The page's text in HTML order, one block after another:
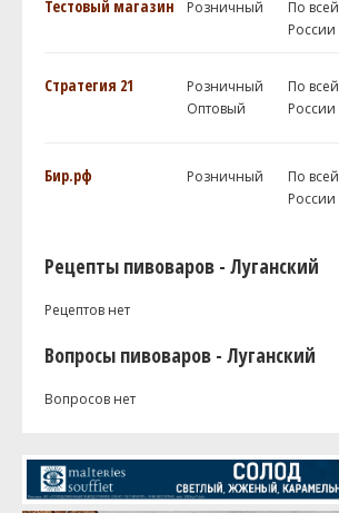
Тестовый магазин Розничный
По всей
России
Стратегия 21
Розничный
Оптовый
По всей
России
Бир.рф Розничный
По всей
России
Рецепты пивоваров - Луганский
Рецептов нет
Вопросы пивоваров - Луганский
Вопросов нет